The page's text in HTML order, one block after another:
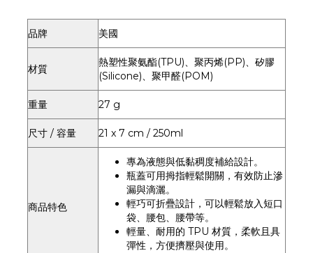
品牌 美國
材質
熱塑性聚氨酯(TPU)、聚丙烯(PP)、矽膠
(Silicone)、聚甲醛(POM)
重量 27 g
尺寸 / 容量 21 x 7 cm / 250ml
商品特色
專為液態與低黏稠度補給設計。
瓶蓋可用拇指輕鬆開關，有效防止滲
漏與滴灑。
輕巧可折疊設計，可以輕鬆放入短口
袋、腰包、腰帶等。
輕量、耐用的 TPU 材質，柔軟且具
彈性，方便擠壓與使用。